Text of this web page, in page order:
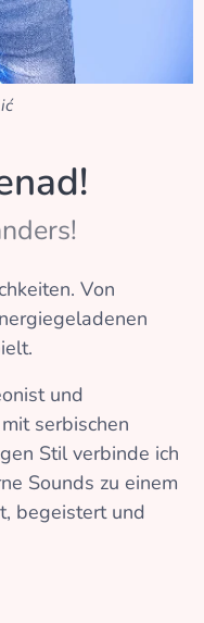
Von
und
serbischen
Stil verbinde ich
Sounds zu einem
begeistert und